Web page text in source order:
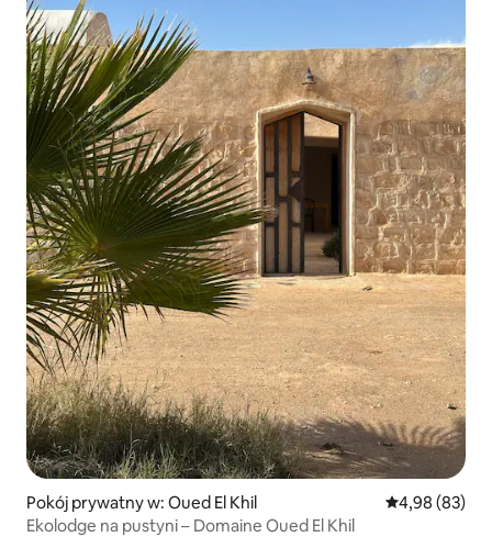
Pokój prywatny w: Oued El Khil Średnia
4,98 (83)
Ekolodge na pustyni – Domaine Oued El Khil